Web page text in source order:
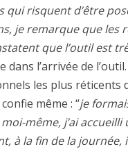
qui risquent d’être
je remarque que les
que l’outil est
dans l’arrivée de
les plus réticents
même : “je
même, j’ai
à la fin de la